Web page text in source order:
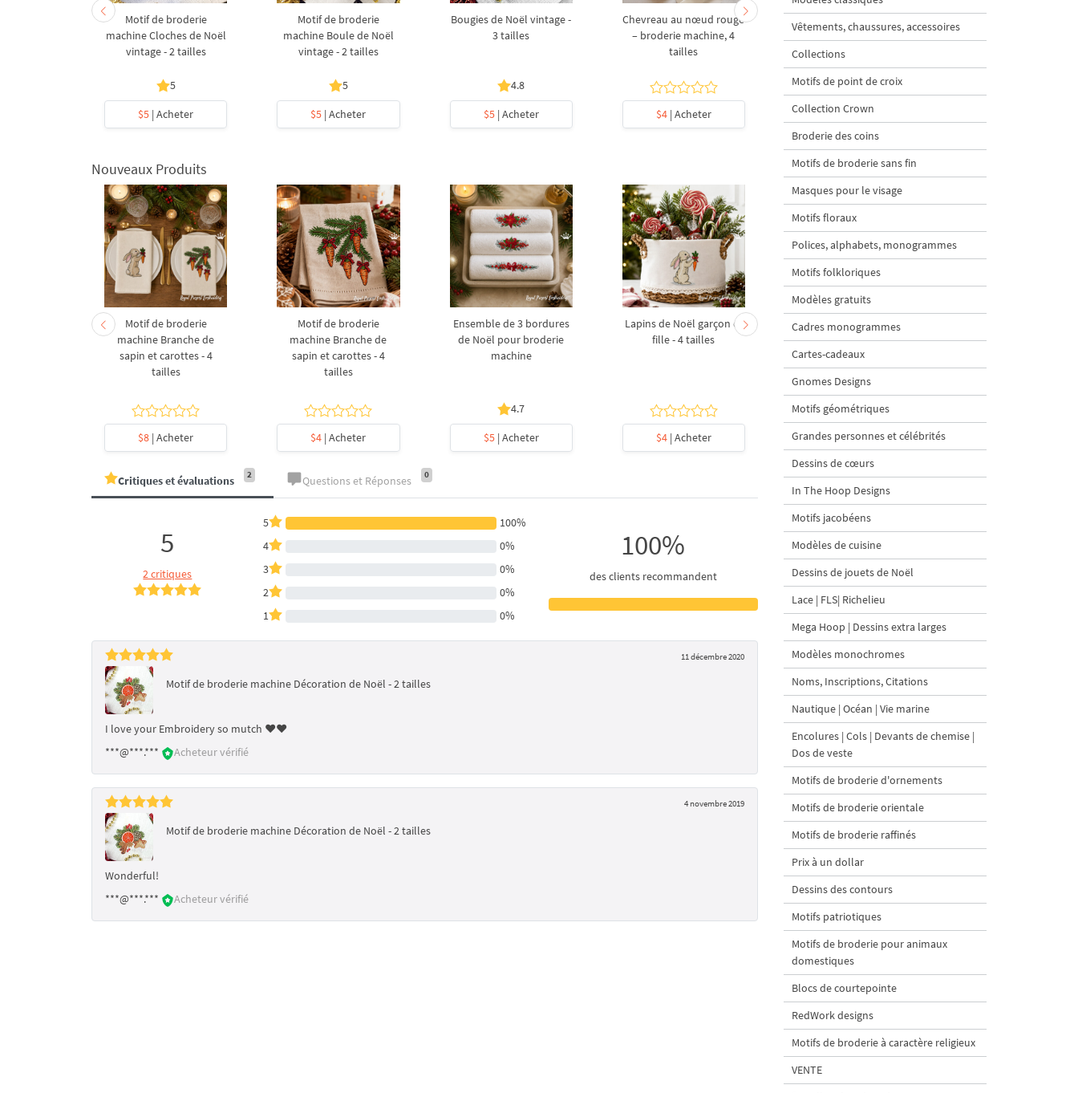
Motif de broderie
machine Cloches de Noël
vintage - 2 tailles
5
$5 | Acheter
Motif de broderie
machine Boule de Noël
vintage - 2 tailles
5
$5 | Acheter
Bougies de Noël vintage -
3 tailles
4.8
$5| Acheter
Chevreau au nœud rouge
– broderie machine, 4
tailles
$4| Acheter
Ensemble de motifs de
broderie machine Bébé
chèvre de Noël et sapin
aux carottes – 2 motifs
$8 | Acheter
Nouveaux Produits
Motif de broderie
machine Branche de
sapin et carottes - 4
tailles
$8 | Acheter
Motif de broderie
machine Branche de
sapin et carottes - 4
tailles
$4 | Acheter
Ensemble de 3 bordures
de Noël pour broderie
machine
4.7
$5| Acheter
Lapins de Noël garçon et
fille - 4 tailles
$4| Acheter
Chevreau au nœud rouge
– broderie machine, 4
tailles
$4| Acheter
Critiques et évaluations 2 Questions et Réponses 0
5
2 critiques
5
100%
4
0%
3
0%
2
0%
1
0%
100%
des clients recommandent
11 décembre 2020
Motif de broderie machine Décoration de Noël - 2 tailles
I love your Embroidery so mutch ❤️❤️
***@***.***
Acheteur vérifié
4 novembre 2019
Motif de broderie machine Décoration de Noël - 2 tailles
Wonderful!
***@***.***
Acheteur vérifié
Vêtements, chaussures, accessoires
Collections
Motifs de point de croix
Collection Crown
Broderie des coins
Motifs de broderie sans fin
Masques pour le visage
Motifs floraux
Polices, alphabets, monogrammes
Motifs folkloriques
Modèles gratuits
Cadres monogrammes
Cartes-cadeaux
Gnomes Designs
Motifs géométriques
Grandes personnes et célébrités
Dessins de cœurs
In The Hoop Designs
Motifs jacobéens
Modèles de cuisine
Dessins de jouets de Noël
Lace | FLS| Richelieu
Mega Hoop | Dessins extra larges
Modèles monochromes
Noms, Inscriptions, Citations
Nautique | Océan | Vie marine
Encolures | Cols | Devants de chemise |
Dos de veste
Motifs de broderie d'ornements
Motifs de broderie orientale
Motifs de broderie raffinés
Prix à un dollar
Dessins des contours
Motifs patriotiques
Motifs de broderie pour animaux
domestiques
Blocs de courtepointe
RedWork designs
Motifs de broderie à caractère religieux
VENTE